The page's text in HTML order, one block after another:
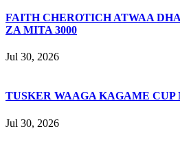
FAITH CHEROTICH ATWAA
ZA MITA 3000
Jul 30, 2026
TUSKER WAAGA KAGAME CUP
Jul 30, 2026